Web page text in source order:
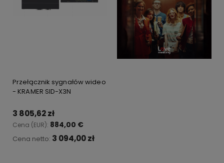
Przełącznik sygnałów wideo
- KRAMER SID-X3N
3 805,62 zł
Cena (EUR): 884,00 €
Cena netto: 3 094,00 zł